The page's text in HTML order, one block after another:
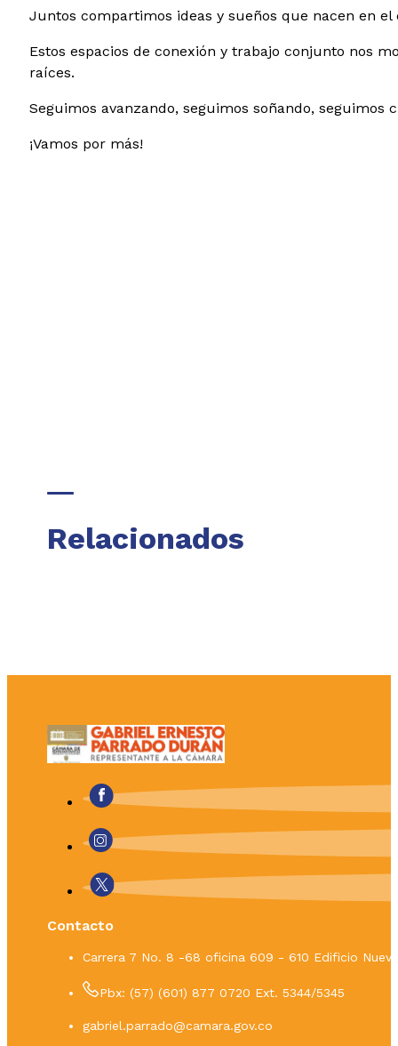
Juntos compartimos ideas y sueños que nacen en
Estos espacios de conexión y trabajo conjunto nos
raíces.
Seguimos avanzando, seguimos soñando,
¡Vamos por más!
Relacionados
Contacto
Carrera 7 No. 8 -68 oficina 609 - 610 Edificio
Pbx: (57) (601) 877 0720 Ext. 5344/5345
gabriel.parrado@camara.gov.co